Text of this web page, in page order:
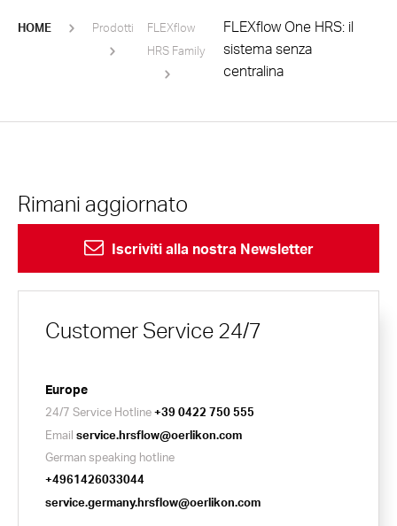
HOME Prodotti
FLEXflow
HRS Family
FLEXflow One HRS: il
sistema senza
centralina
Rimani aggiornato
Iscriviti alla nostra Newsletter
Customer Service 24/7
Europe
24/7 Service Hotline+39 0422 750 555
Email service.hrsflow@oerlikon.com
German speaking hotline
+4961426033044
service.germany.hrsflow@oerlikon.com